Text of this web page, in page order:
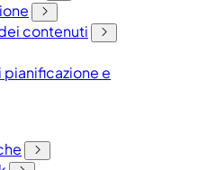
contenuti
e